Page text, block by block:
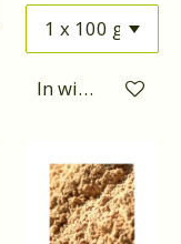
In winkelwagen